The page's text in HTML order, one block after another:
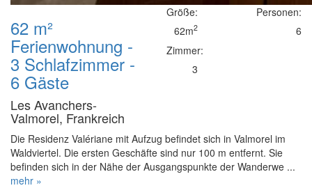
62 m²
Ferienwohnung -
3 Schlafzimmer -
6 Gäste
Les Avanchers-
Valmorel, Frankreich
Größe:
62m2
Zimmer:
3
Personen:
6
Die Residenz Valériane mit Aufzug befindet sich in Valmorel im
Waldviertel. Die ersten Geschäfte sind nur 100 m entfernt. Sie
befinden sich in der Nähe der Ausgangspunkte der Wanderwe ...
mehr »